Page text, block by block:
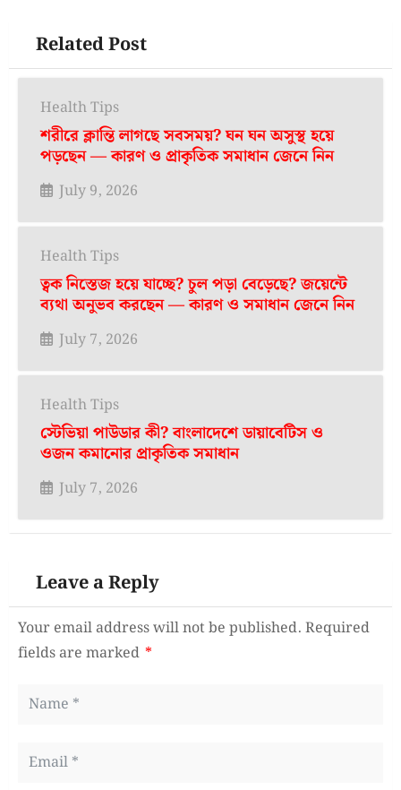
Related Post
Health Tips
শরীরে ক্লান্তি লাগছে সবসময়? ঘন ঘন অসুস্থ হয়ে
পড়ছেন — কারণ ও প্রাকৃতিক সমাধান জেনে নিন
July 9, 2026
Health Tips
ত্বক নিস্তেজ হয়ে যাচ্ছে? চুল পড়া বেড়েছে? জয়েন্টে
ব্যথা অনুভব করছেন — কারণ ও সমাধান জেনে নিন
July 7, 2026
Health Tips
স্টেভিয়া পাউডার কী? বাংলাদেশে ডায়াবেটিস ও
ওজন কমানোর প্রাকৃতিক সমাধান
July 7, 2026
Leave a Reply
Your email address will not be published. Required
fields are marked *